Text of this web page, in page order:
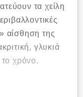
τα χείλη
αίσθηση της
γλυκιά
χρόνο.